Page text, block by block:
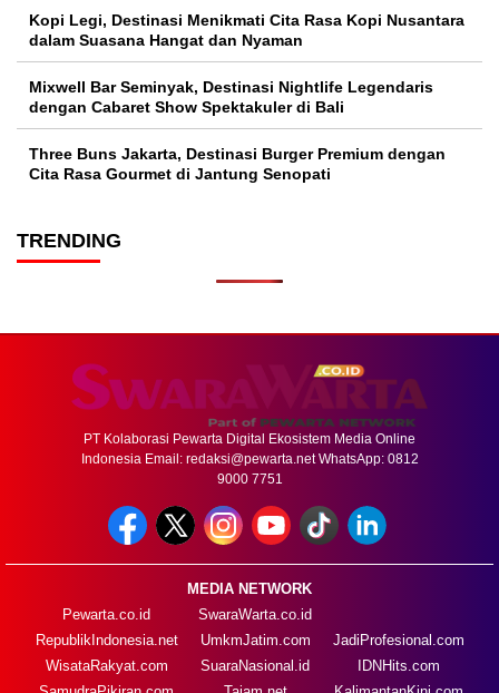
Kopi Legi, Destinasi Menikmati Cita Rasa Kopi Nusantara
dalam Suasana Hangat dan Nyaman
Mixwell Bar Seminyak, Destinasi Nightlife Legendaris
dengan Cabaret Show Spektakuler di Bali
Three Buns Jakarta, Destinasi Burger Premium dengan
Cita Rasa Gourmet di Jantung Senopati
TRENDING
PT Kolaborasi Pewarta Digital Ekosistem Media Online
Indonesia Email: redaksi@pewarta.netWhatsApp: 0812
9000 7751
MEDIA NETWORK
Pewarta.co.id
RepublikIndonesia.net
WisataRakyat.com
SwaraWarta.co.id
UmkmJatim.com
SuaraNasional.id
JadiProfesional.com
IDNHits.com